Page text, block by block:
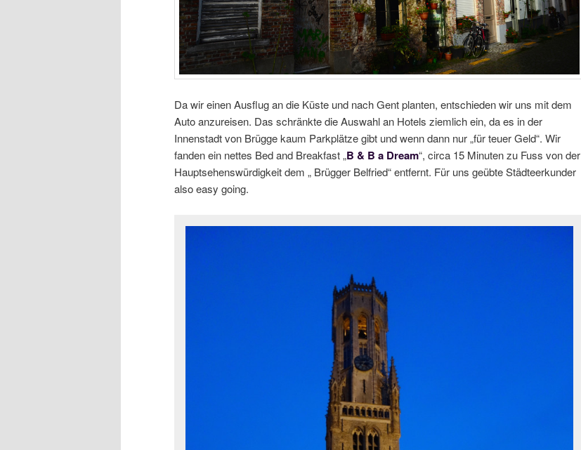
Da wir einen Ausflug an die Küste und nach Gent planten, entschieden wir uns mit dem
Auto anzureisen. Das schränkte die Auswahl an Hotels ziemlich ein, da es in der
Innenstadt von Brügge kaum Parkplätze gibt und wenn dann nur „für teuer Geld“. Wir
fanden ein nettes Bed and Breakfast „B & B a Dream“, circa 15 Minuten zu Fuss von der
Hauptsehenswürdigkeit dem „ Brügger Belfried“ entfernt. Für uns geübte Städteerkunder
also easy going.